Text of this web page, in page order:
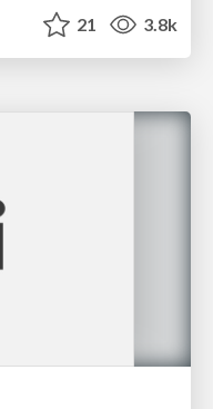
21 3.8k